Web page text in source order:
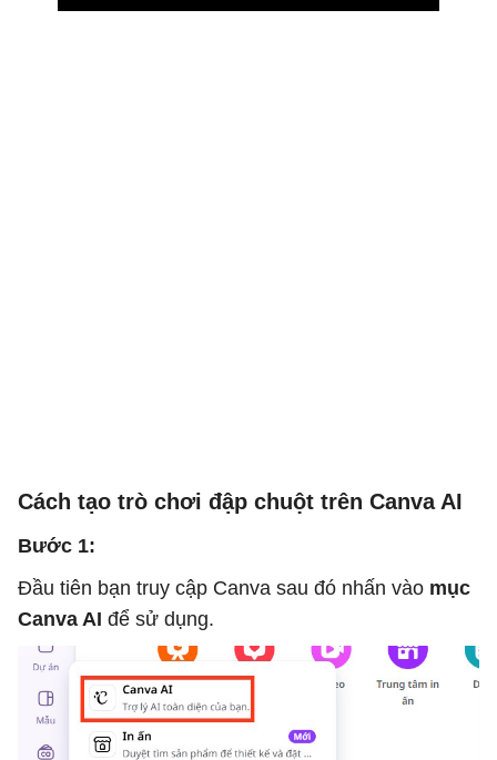
Cách tạo trò chơi đập chuột trên Canva AI
Bước 1:
Đầu tiên bạn truy cập Canva sau đó nhấn vào mục
Canva AI để sử dụng.